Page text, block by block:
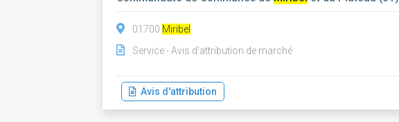
01700 Miribel
Service - Avis d'attribution de marché
Avis d'attribution